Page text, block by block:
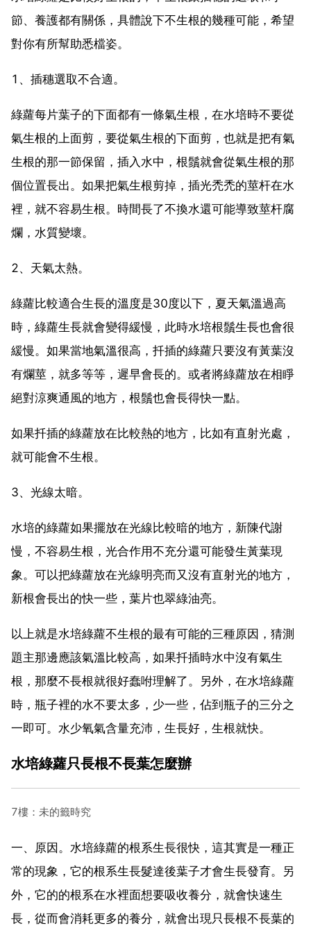
節、養護都有關係，具體說下不生根的幾種可能，希望
對你有所幫助悉檔姿。
1、插穗選取不合適。
綠蘿每片葉子的下面都有一條氣生根，在水培時不要從
氣生根的上面剪，要從氣生根的下面剪，也就是把有氣
生根的那一節保留，插入水中，根鬚就會從氣生根的那
個位置長出。如果把氣生根剪掉，插光禿禿的莖杆在水
裡，就不容易生根。時間長了不換水還可能導致莖杆腐
爛，水質變壞。
2、天氣太熱。
綠蘿比較適合生長的溫度是30度以下，夏天氣溫過高
時，綠蘿生長就會變得緩慢，此時水培根鬚生長也會很
緩慢。如果當地氣溫很高，扦插的綠蘿只要沒有黃葉沒
有爛莖，就多等等，遲早會長的。或者將綠蘿放在相睜
絕對涼爽通風的地方，根鬚也會長得快一點。
如果扦插的綠蘿放在比較熱的地方，比如有直射光處，
就可能會不生根。
3、光線太暗。
水培的綠蘿如果擺放在光線比較暗的地方，新陳代謝
慢，不容易生根，光合作用不充分還可能發生黃葉現
象。可以把綠蘿放在光線明亮而又沒有直射光的地方，
新根會長出的快一些，葉片也翠綠油亮。
以上就是水培綠蘿不生根的最有可能的三種原因，猜測
題主那邊應該氣溫比較高，如果扦插時水中沒有氣生
根，那麼不長根就很好蠢咐理解了。另外，在水培綠蘿
時，瓶子裡的水不要太多，少一些，佔到瓶子的三分之
一即可。水少氧氣含量充沛，生長好，生根就快。
水培綠蘿只長根不長葉怎麼辦
7樓：未的籤時究
一、原因。水培綠蘿的根系生長很快，這其實是一種正
常的現象，它的根系生長髮達後葉子才會生長發育。另
外，它的的根系在水裡面想要吸收養分，就會快速生
長，從而會消耗更多的養分，就會出現只長根不長葉的